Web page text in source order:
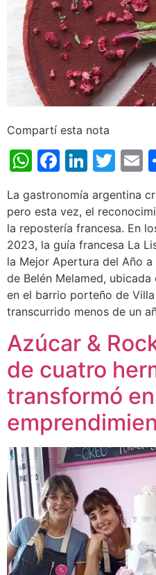
Compartí esta nota
WhatsApp
La gastronomía argentina
pero esta vez, el
la repostería francesa. En
2023, la guía francesa La
la Mejor Apertura del Año
de Belén Melamed,
en el barrio porteño de
transcurrido menos de un
Azúcar &
de cuatro
transformó